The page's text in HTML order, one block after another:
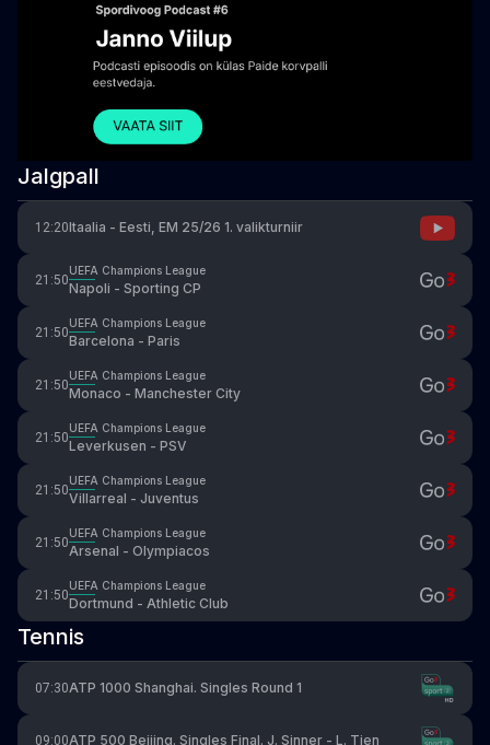
Jalgpall
12:20Itaalia - Eesti, EM 25/26 1. valikturniir
21:50
UEFA Champions League
Napoli - Sporting CP
21:50
UEFA Champions League
Barcelona - Paris
21:50
UEFA Champions League
Monaco - Manchester City
21:50
UEFA Champions League
Leverkusen - PSV
21:50
UEFA Champions League
Villarreal - Juventus
21:50
UEFA Champions League
Arsenal - Olympiacos
21:50
UEFA Champions League
Dortmund - Athletic Club
Tennis
07:30ATP 1000 Shanghai. Singles Round 1
09:00ATP 500 Beijing. Singles Final. J. Sinner - L. Tien